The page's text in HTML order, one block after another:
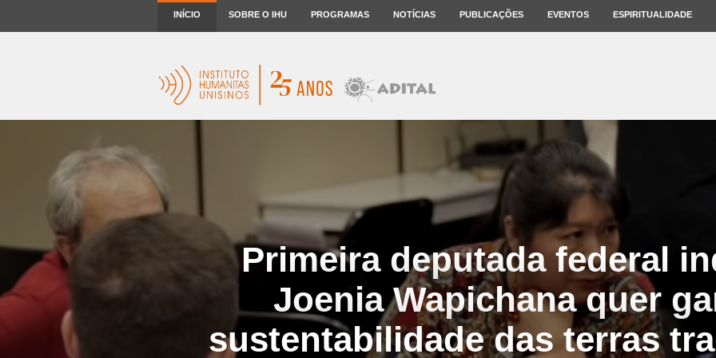
INÍCIO SOBRE O IHU PROGRAMAS NOTÍCIAS PUBLICAÇÕES EVENTOS ESPIRITUALIDADE
Primeira deputada federal
Joenia Wapichana quer
sustentabilidade das terras